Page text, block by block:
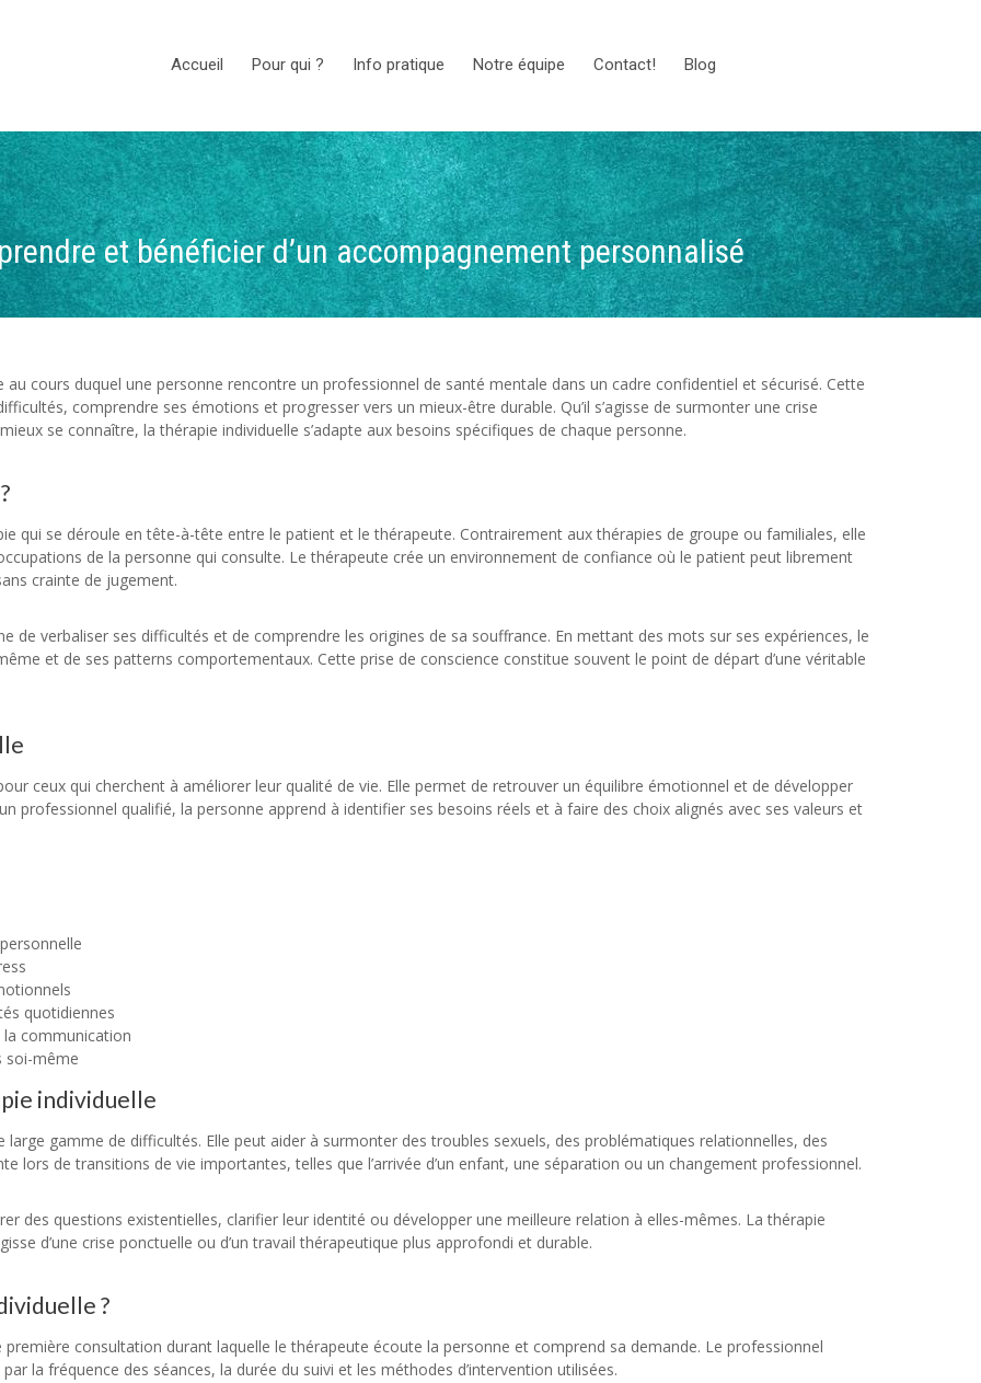
Accueil Pour qui ? Info pratique Notre équipe Contact! Blog
et bénéficier d’un accompagnement personnalisé
cours duquel une personne rencontre un professionnel de santé mentale dans un cadre confidentiel et sécurisé. Cette
comprendre ses émotions et progresser vers un mieux-être durable. Qu’il s’agisse de surmonter une crise
se connaître, la thérapie individuelle s’adapte aux besoins spécifiques de chaque personne.
qui se déroule en tête-à-tête entre le patient et le thérapeute. Contrairement aux thérapies de groupe ou familiales, elle
de la personne qui consulte. Le thérapeute crée un environnement de confiance où le patient peut librement
crainte de jugement.
de verbaliser ses difficultés et de comprendre les origines de sa souffrance. En mettant des mots sur ses expériences, le
et de ses patterns comportementaux. Cette prise de conscience constitue souvent le point de départ d’une véritable
ceux qui cherchent à améliorer leur qualité de vie. Elle permet de retrouver un équilibre émotionnel et de développer
professionnel qualifié, la personne apprend à identifier ses besoins réels et à faire des choix alignés avec ses valeurs et
quotidiennes
la communication
soi-même
individuelle
large gamme de difficultés. Elle peut aider à surmonter des troubles sexuels, des problématiques relationnelles, des
lors de transitions de vie importantes, telles que l’arrivée d’un enfant, une séparation ou un changement professionnel.
des questions existentielles, clarifier leur identité ou développer une meilleure relation à elles-mêmes. La thérapie
d’une crise ponctuelle ou d’un travail thérapeutique plus approfondi et durable.
?
consultation durant laquelle le thérapeute écoute la personne et comprend sa demande. Le professionnel
la fréquence des séances, la durée du suivi et les méthodes d’intervention utilisées.